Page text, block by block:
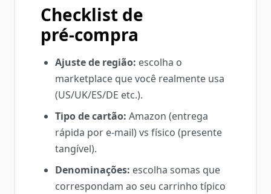
Checklist de
pré‑compra
Ajuste de região: escolha o
marketplace que você realmente usa
(US/UK/ES/DE etc.).
Tipo de cartão: Amazon (entrega
rápida por e‑mail) vs físico (presente
tangível).
Denominações: escolha somas que
correspondam ao seu carrinho típico